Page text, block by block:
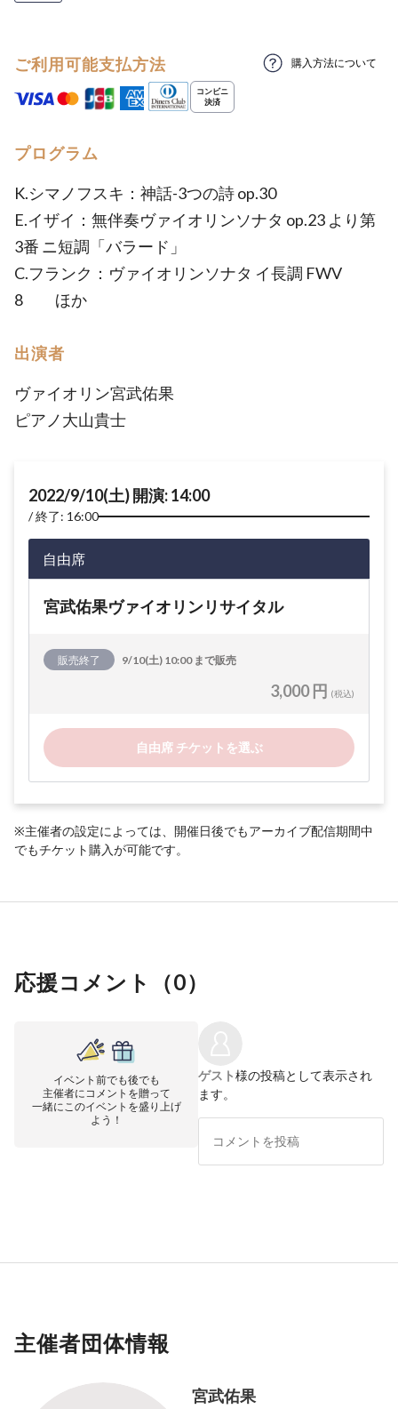
ご利用可能支払方法 購入方法について
プログラム
K.シマノフスキ：神話-3つの詩 op.30
E.イザイ：無伴奏ヴァイオリンソナタ op.23 より第
3番 ニ短調「バラード」
C.フランク：ヴァイオリンソナタ イ長調 FWV
8 ほか
出演者
ヴァイオリン宮武佑果
ピアノ大山貴士
2022/9/10(土) 開演: 14:00
終了: 16:00
自由席
宮武佑果ヴァイオリンリサイタル
販売終了 9/10(土) 10:00 まで販売
3,000 円 (税込)
自由席 チケットを選ぶ
※主催者の設定によっては、開催日後でもアーカイブ配信期間中
でもチケット購入が可能です。
応援コメント（0）
イベント前でも後でも
主催者にコメントを贈って
一緒にこのイベントを盛り上げ
よう！
ゲスト様の投稿として表示され
ます。
主催者団体情報
宮武佑果